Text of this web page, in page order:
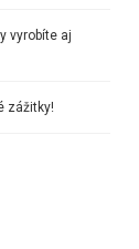
vyrobíte aj
zážitky!